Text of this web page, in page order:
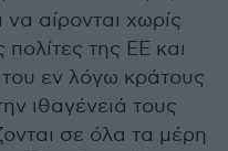
να αίρονται χωρίς
πολίτες της ΕΕ και
εν λόγω κράτους
ιθαγένειά τους
σε όλα τα μέρη